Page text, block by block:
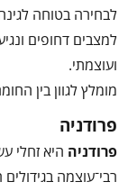
לבחירה בטוחה
למצבים דחופים
ועוצמתי.
מומלץ לגוון בין
פרודניה
פרודניה היא זחלי
רבי־עוצמה